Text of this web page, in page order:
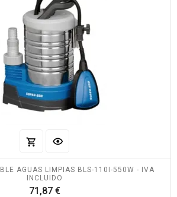
AGUAS LIMPIAS BLS-110I-550W - IVA
INCLUIDO
71,87 €Precio